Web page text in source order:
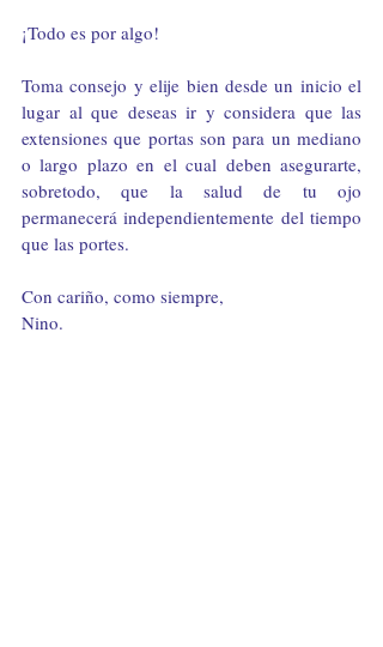
¡Todo es por algo!
Toma consejo y elije bien desde un inicio el
lugar al que deseas ir y considera que las
extensiones que portas son para un mediano
o largo plazo en el cual deben asegurarte,
sobretodo, que la salud de tu ojo
permanecerá independientemente del tiempo
que las portes.
Con cariño, como siempre,
Nino.